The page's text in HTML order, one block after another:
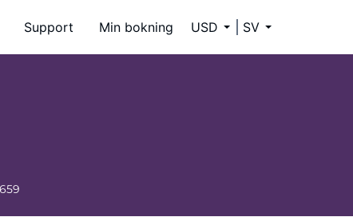
Support Min bokning USD SV